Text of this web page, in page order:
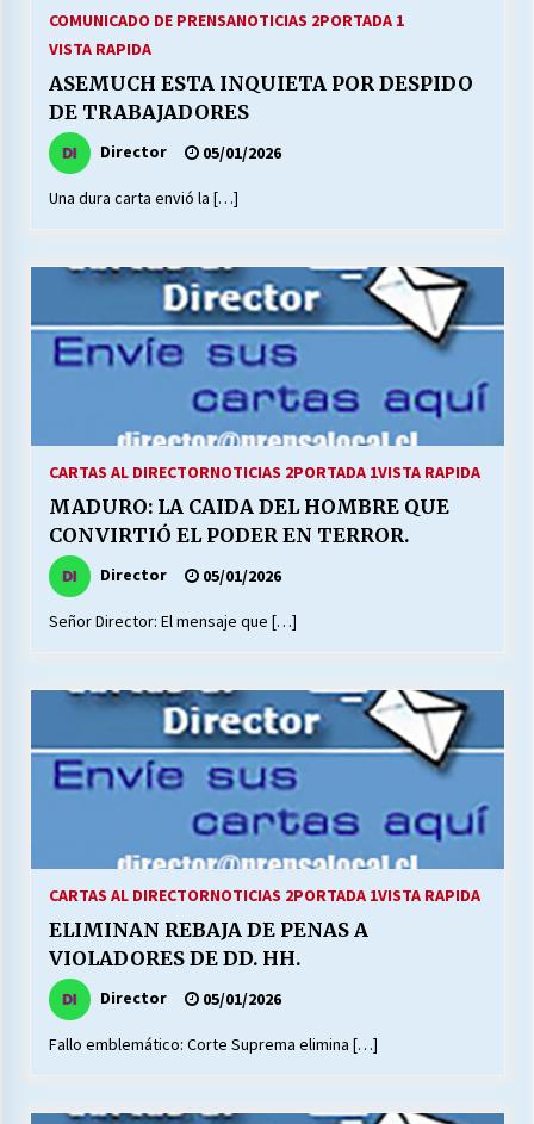
LABORAL:
13/07/2026
25/06/2026
¿Qué habrían dicho?
23/06/2026
VOLVER A SER ALTERNATIVA
16/06/2026
MUNICIPALIDADES, HONORARIOS, DESPIDOS
28/05/2026
cuestión social hoy”.
S.O.S. a los ricos, Save Our Souls (Salvar
Nuestras Almas)
30/04/2026
¿Asesores con doble sueldo?
18/04/2026
Chile y sus segmentos de la riqueza
06/04/2026
COMUNICADO DE PRENSANOTICIAS 2PORTADA 1
VISTA RAPIDA
ASEMUCH ESTA INQUIETA POR DESPIDO
DE TRABAJADORES
Director 05/01/2026
Una dura carta envió la […]
CARTAS AL DIRECTORNOTICIAS 2PORTADA 1VISTA RAPIDA
MADURO: LA CAIDA DEL HOMBRE QUE
CONVIRTIÓ EL PODER EN TERROR.
Director 05/01/2026
Señor Director: El mensaje que […]
CARTAS AL DIRECTORNOTICIAS 2PORTADA 1VISTA RAPIDA
ELIMINAN REBAJA DE PENAS A
VIOLADORES DE DD. HH.
Director 05/01/2026
Fallo emblemático: Corte Suprema elimina […]